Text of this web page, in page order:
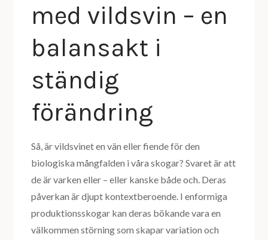
med vildsvin – en
balansakt i
ständig
förändring
Så, är vildsvinet en vän eller fiende för den
biologiska mångfalden i våra skogar? Svaret är att
de är varken eller – eller kanske både och. Deras
påverkan är djupt kontextberoende. I enformiga
produktionsskogar kan deras bökande vara en
välkommen störning som skapar variation och